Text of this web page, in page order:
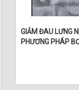
GIẢM ĐAU LƯNG
PHƯƠNG PHÁP